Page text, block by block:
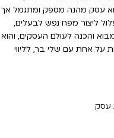
עסק מהנה מספק ומתגמל אך
ליצור מפח נפש לבעלים,
והכנה לעולם העסקים, והוא
על אחת עם שלי בר, לליווי
עסק